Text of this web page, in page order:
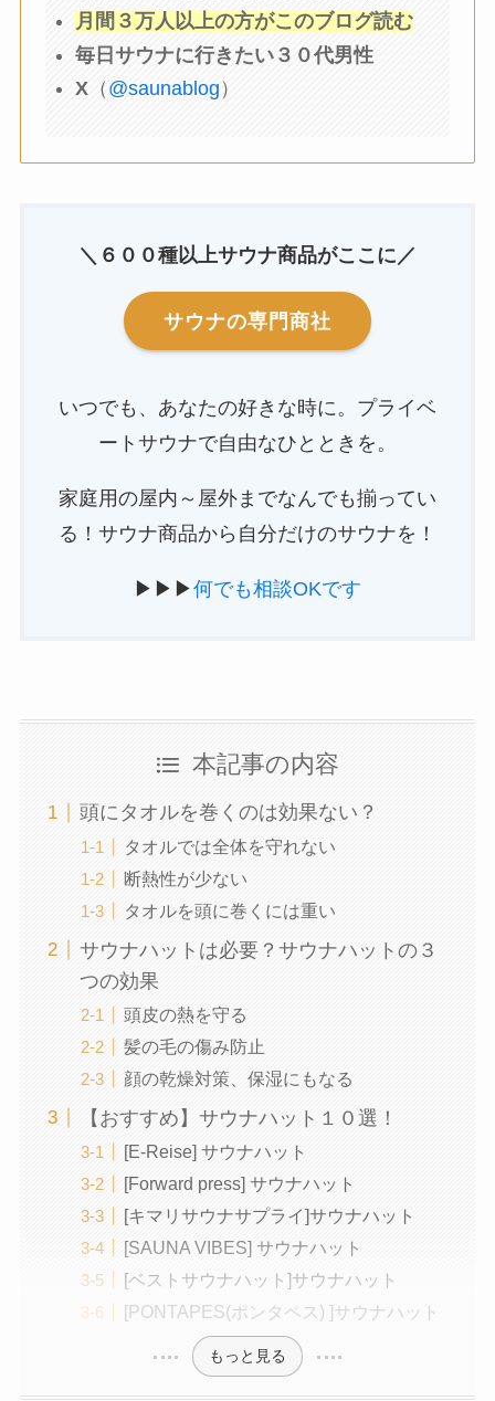
月間３万人以上の方がこのブログ読む
毎日サウナに行きたい３０代男性
X （ @saunablog ）
＼６００種以上サウナ商品がここに／
サウナの専門商社
いつでも、あなたの好きな時に。プライベ
ートサウナで自由なひとときを。
家庭用の屋内～屋外までなんでも揃ってい
る！サウナ商品から自分だけのサウナを！
▶▶▶何でも相談OKです
本記事の内容
頭にタオルを巻くのは効果ない？
タオルでは全体を守れない
断熱性が少ない
タオルを頭に巻くには重い
サウナハットは必要？サウナハットの３
つの効果
頭皮の熱を守る
髪の毛の傷み防止
顔の乾燥対策、保湿にもなる
【おすすめ】サウナハット１０選！
[E-Reise] サウナハット
[Forward press] サウナハット
[キマリサウナサプライ]サウナハット
[SAUNA VIBES] サウナハット
[ベストサウナハット]サウナハット
[PONTAPES(ポンタペス) ]サウナハット
もっと見る